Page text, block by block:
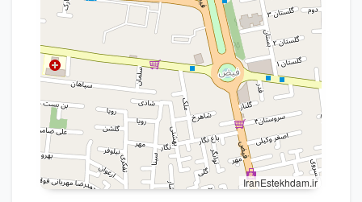
IranEstekhdam.ir